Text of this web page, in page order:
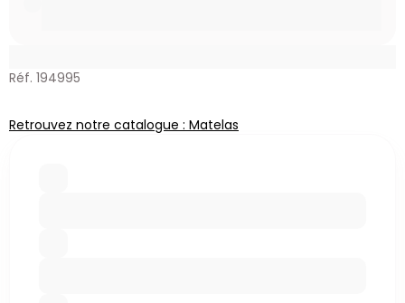
Réf. 194995
Retrouvez notre catalogue : Matelas